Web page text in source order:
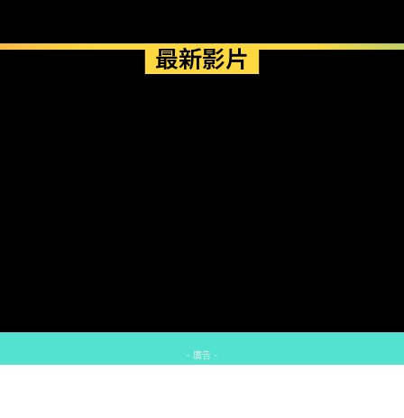
最新影片
- 廣告 -